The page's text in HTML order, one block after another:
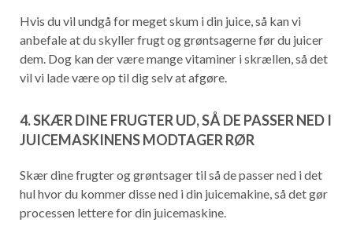
Hvis du vil undgå for meget skum i din juice, så kan vi
anbefale at du skyller frugt og grøntsagerne før du juicer
dem. Dog kan der være mange vitaminer i skrællen, så det
vil vi lade være op til dig selv at afgøre.
4. SKÆR DINE FRUGTER UD, SÅ DE PASSER NED I
JUICEMASKINENS MODTAGER RØR
Skær dine frugter og grøntsager til så de passer ned i det
hul hvor du kommer disse ned i din juicemakine, så det gør
processen lettere for din juicemaskine.